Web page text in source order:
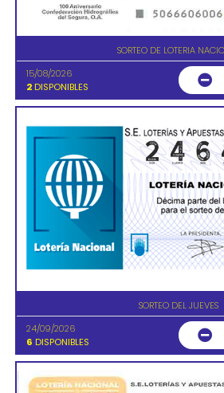
SORTEO DE LOTERIA
15/08/2026
2 DISPONIBLES
SORTEO DEL JUEVES
24/09/2026
6 DISPONIBLES